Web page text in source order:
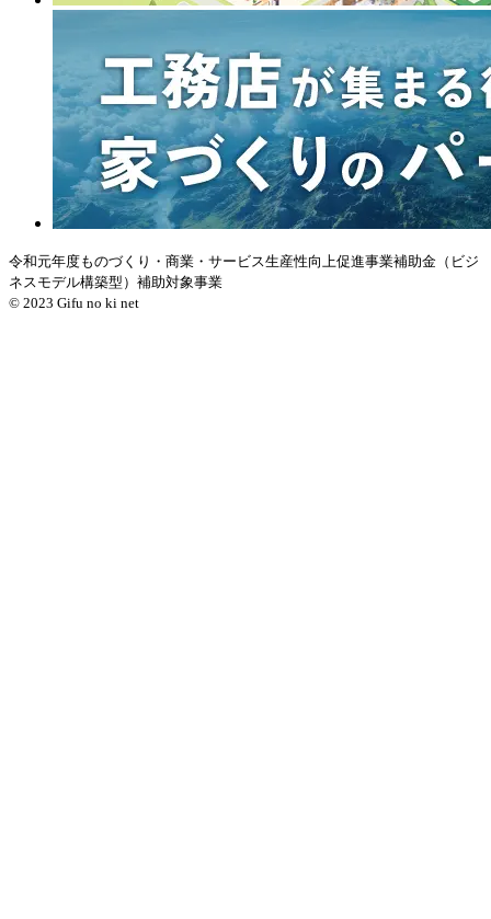
令和元年度ものづくり・商業・サービス生産性向上促進事業補助金（ビジ
ネスモデル構築型）補助対象事業
© 2023 Gifu no ki net